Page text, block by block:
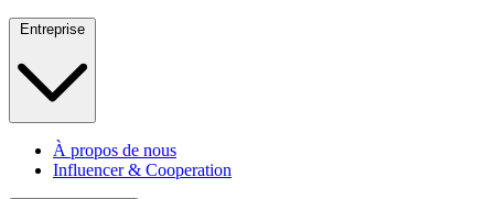
Entreprise
À propos de nous
Influencer & Cooperation